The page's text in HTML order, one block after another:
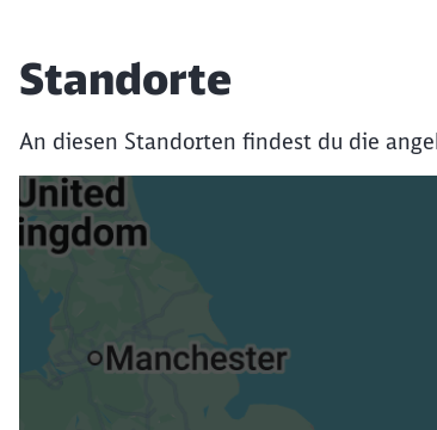
Standorte
An diesen Standorten findest du die